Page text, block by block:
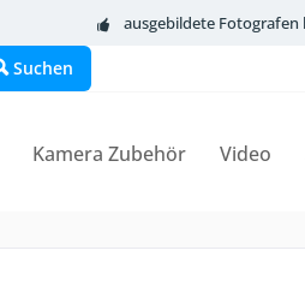
ausgebildete Fotografen
Suchen
Kamera Zubehör Video